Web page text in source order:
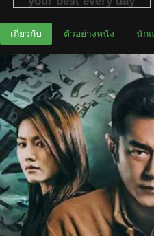
เกี่ยวกับ ตัวอย่างหนัง นัก